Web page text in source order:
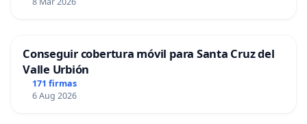
Conseguir cobertura móvil para Santa Cruz del
Valle Urbión
171 firmas
6 Aug 2026